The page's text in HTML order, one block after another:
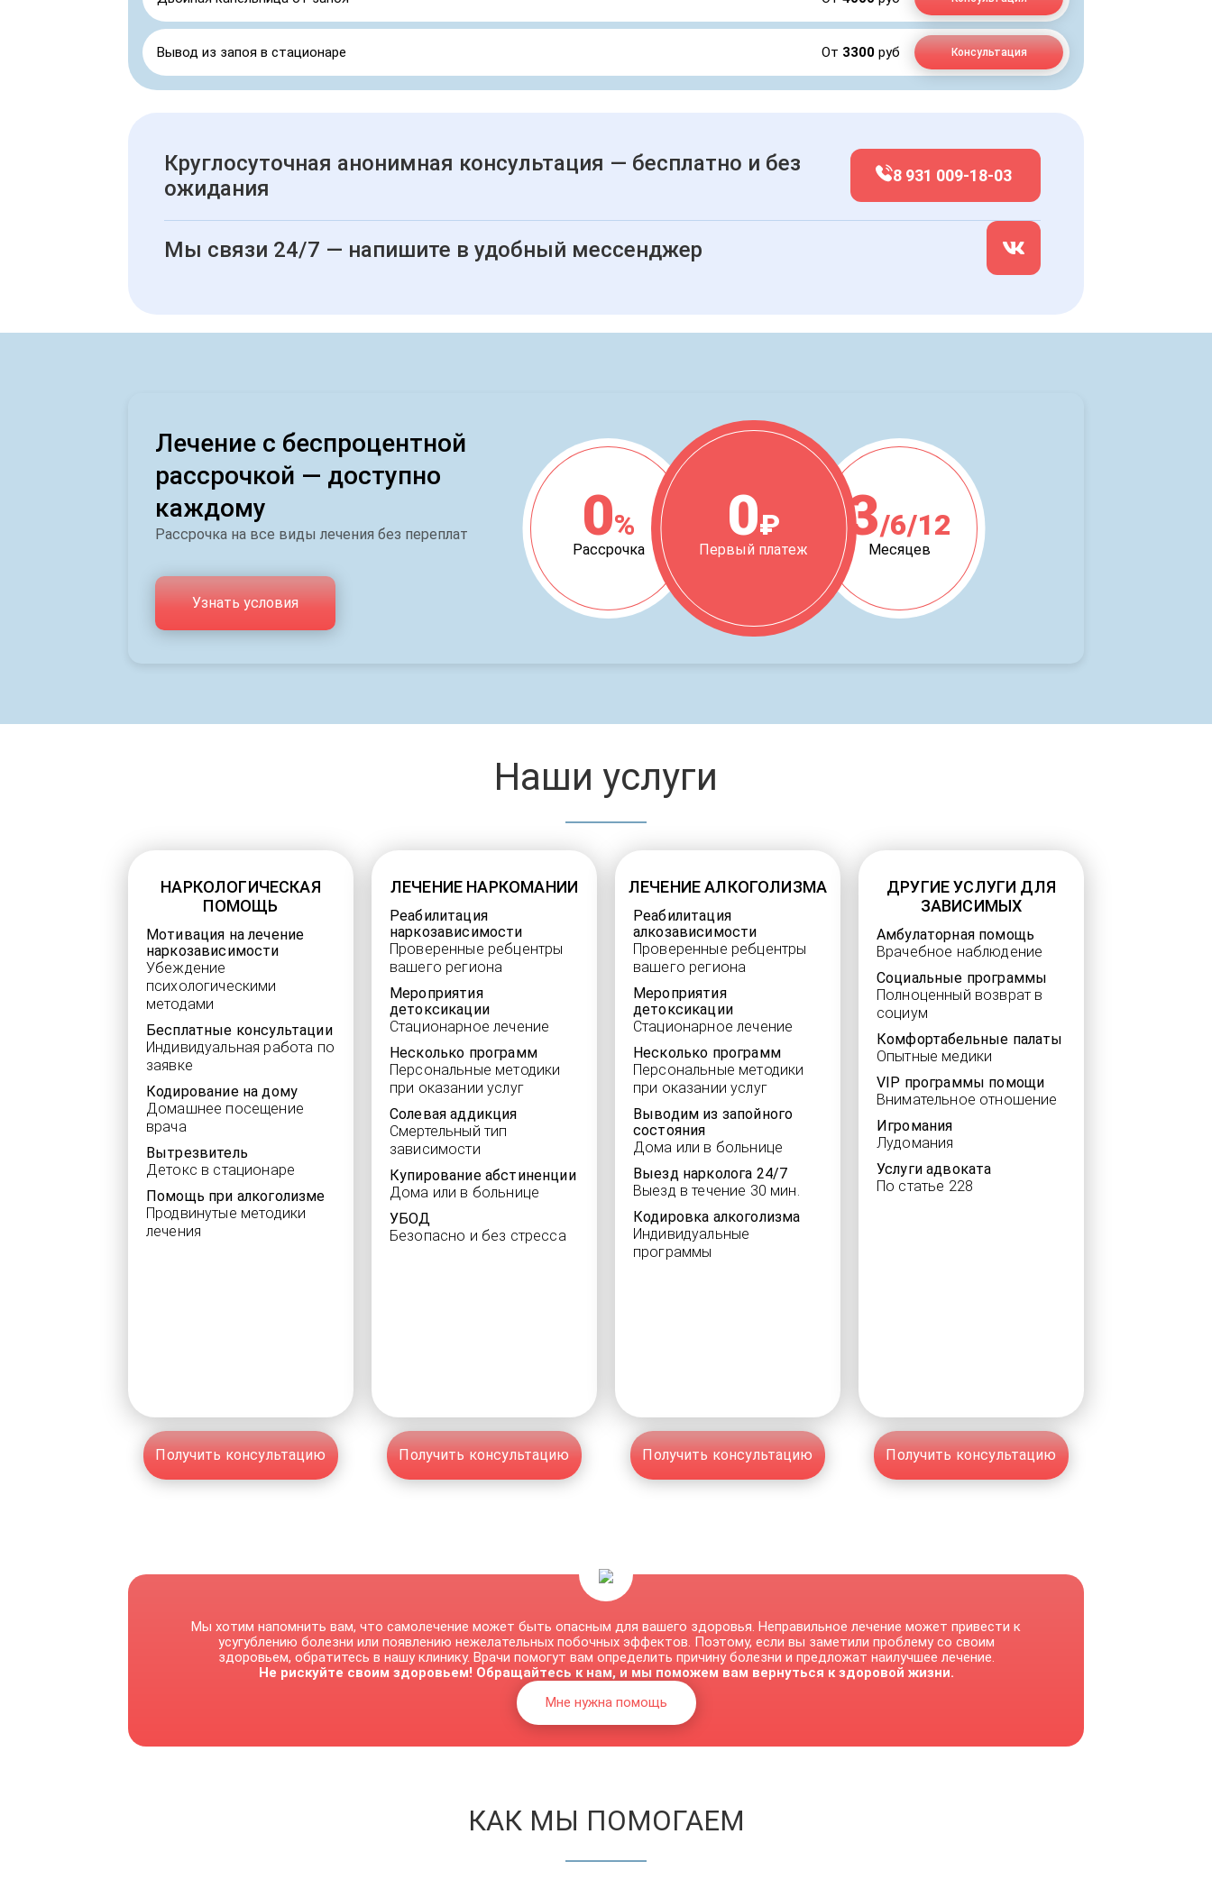
Вывод из запоя в стационаре От 3300 руб Консультация
Круглосуточная анонимная консультация — бесплатно и без
ожидания
8 931 009-18-03
Мы связи 24/7 — напишите в удобный мессенджер
Лечение с беспроцентной
рассрочкой — доступно
каждому
Рассрочка на все виды лечения без переплат 0%
Рассрочка
0₽
Первый платеж
3/6/12
Месяцев
Узнать условия
Наши услуги
НАРКОЛОГИЧЕСКАЯ
ПОМОЩЬ
Мотивация на лечение
наркозависимости
Убеждение
психологическими
методами
Бесплатные консультации
Индивидуальная работа по
заявке
Кодирование на дому
Домашнее посещение
врача
Вытрезвитель
Детокс в стационаре
Помощь при алкоголизме
Продвинутые методики
лечения
Получить консультацию
ЛЕЧЕНИЕ НАРКОМАНИИ
Реабилитация
наркозависимости
Проверенные ребцентры
вашего региона
Мероприятия
детоксикации
Стационарное лечение
Несколько программ
Персональные методики
при оказании услуг
Солевая аддикция
Смертельный тип
зависимости
Купирование абстиненции
Дома или в больнице
УБОД
Безопасно и без стресса
Получить консультацию
ЛЕЧЕНИЕ АЛКОГОЛИЗМА
Реабилитация
алкозависимости
Проверенные ребцентры
вашего региона
Мероприятия
детоксикации
Стационарное лечение
Несколько программ
Персональные методики
при оказании услуг
Выводим из запойного
состояния
Дома или в больнице
Выезд нарколога 24/7
Выезд в течение 30 мин.
Кодировка алкоголизма
Индивидуальные
программы
Получить консультацию
ДРУГИЕ УСЛУГИ ДЛЯ
ЗАВИСИМЫХ
Амбулаторная помощь
Врачебное наблюдение
Социальные программы
Полноценный возврат в
социум
Комфортабельные палаты
Опытные медики
VIP программы помощи
Внимательное отношение
Игромания
Лудомания
Услуги адвоката
По статье 228
Получить консультацию
Мы хотим напомнить вам, что самолечение может быть опасным для вашего здоровья. Неправильное лечение может привести к
усугублению болезни или появлению нежелательных побочных эффектов. Поэтому, если вы заметили проблему со своим
здоровьем, обратитесь в нашу клинику. Врачи помогут вам определить причину болезни и предложат наилучшее лечение.
Не рискуйте своим здоровьем! Обращайтесь к нам, и мы поможем вам вернуться к здоровой жизни.
Мне нужна помощь
КАК МЫ ПОМОГАЕМ